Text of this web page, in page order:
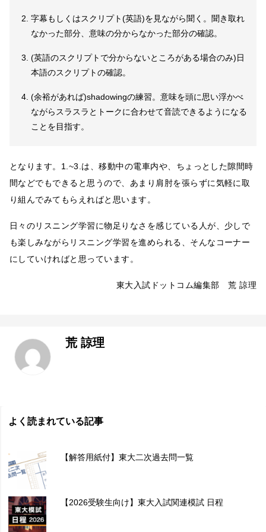
字幕もしくはスクリプト(英語)を見ながら聞く。聞き取れ
なかった部分、意味の分からなかった部分の確認。
(英語のスクリプトで分からないところがある場合のみ)日
本語のスクリプトの確認。
(余裕があれば)shadowingの練習。意味を頭に思い浮かべ
ながらスラスラとトークに合わせて音読できるようになる
ことを目指す。
となります。1.~3.は、移動中の電車内や、ちょっとした隙間時
間などでもできると思うので、あまり肩肘を張らずに気軽に取
り組んでみてもらえればと思います。
日々のリスニング学習に物足りなさを感じている人が、少しで
も楽しみながらリスニング学習を進められる、そんなコーナー
にしていければと思っています。
東大入試ドットコム編集部 荒 諒理
荒 諒理
よく読まれている記事
【解答用紙付】東大二次過去問一覧
【2026受験生向け】東大入試関連模試 日程